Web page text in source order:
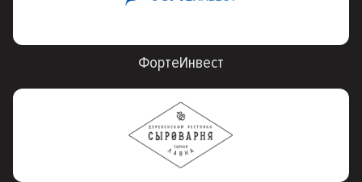
ФортеИнвест